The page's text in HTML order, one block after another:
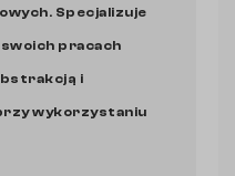
Specjalizuje
pracach
i
wykorzystaniu